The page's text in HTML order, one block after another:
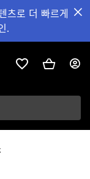
츠로 더 빠르게
.